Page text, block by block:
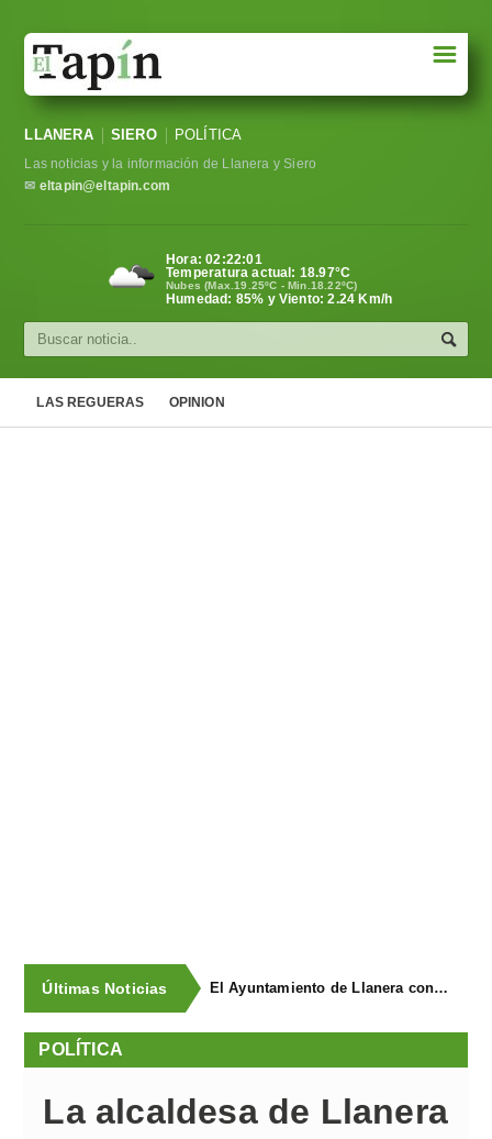
Sociedad
Política
Cultura
☰
LLANERA SIERO POLÍTICA
Las noticias y la información de Llanera y Siero
✉ eltapin@eltapin.com
Hora:02:22:02
Temperatura actual: 18.97°C
Nubes (Max.19.25ºC - Min.18.22ºC)
Humedad: 85% y Viento: 2.24 Km/h
LAS REGUERAS OPINION
Últimas Noticias El Ayuntamiento de Llanera concluye la campaña de trampeo contra la avispa asiática con la captura de 1.330 reinas
POLÍTICA
La alcaldesa de Llanera